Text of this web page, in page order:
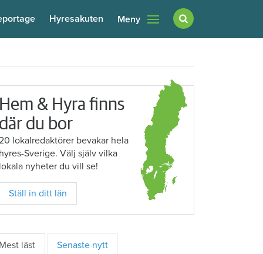
Hyresakuten Meny
Hem & Hyra finns
där du bor
lokalredaktörer bevakar hela
hyres-Sverige. Välj själv vilka
lokala nyheter du vill se!
Ställ in ditt län
Mest läst Senaste nytt